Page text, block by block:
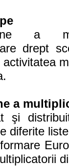
a
drept
a
şi
diferite